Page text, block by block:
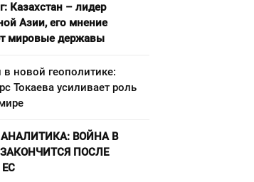
Казахстан – лидер
Азии, его мнение
мировые державы
в новой геополитике:
Токаева усиливает роль
ВОЙНА В
ПОСЛЕ